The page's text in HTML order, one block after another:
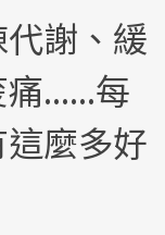
謝、緩
......每
麼多好